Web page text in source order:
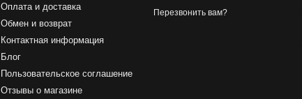
Оплата и доставка
Обмен и возврат
Контактная информация
Блог
Пользовательское соглашение
Отзывы о магазине
Перезвонить вам?